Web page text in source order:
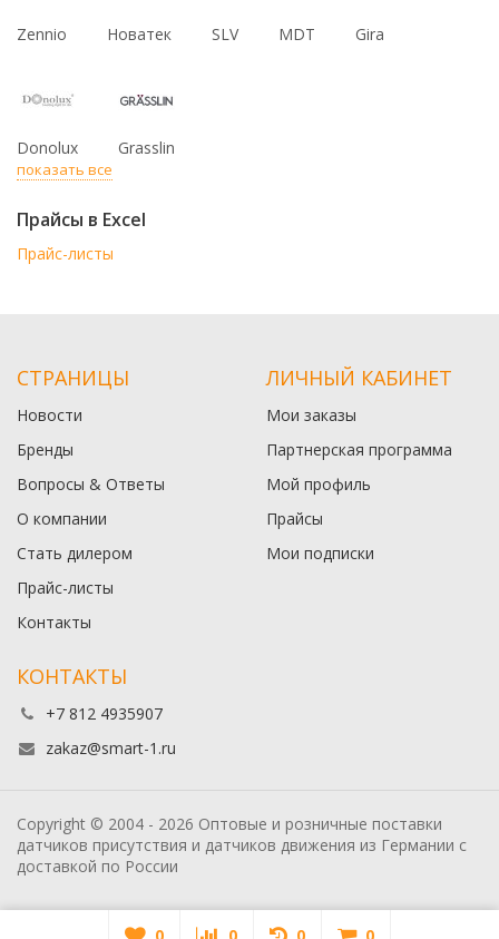
Zennio Новатек SLV MDT Gira
Donolux Grasslin
показать все
Прайсы в Excel
Прайс-листы
СТРАНИЦЫ
Новости
Бренды
Вопросы & Ответы
О компании
Стать дилером
Прайс-листы
Контакты
ЛИЧНЫЙ КАБИНЕТ
Мои заказы
Партнерская программа
Мой профиль
Прайсы
Мои подписки
КОНТАКТЫ
+7 812 4935907
zakaz@smart-1.ru
Copyright © 2004 - 2026 Оптовые и розничные поставки
датчиков присутствия и датчиков движения из Германии с
доставкой по России